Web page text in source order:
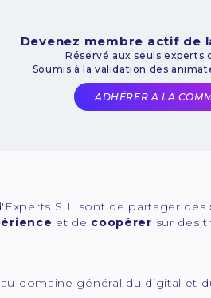
Devenez membre actif de
Réservé aux seuls experts
Soumis à la validation des
ADHÉRER A LA
SIL sont de partager des
et de coopérer sur des
domaine général du digital et